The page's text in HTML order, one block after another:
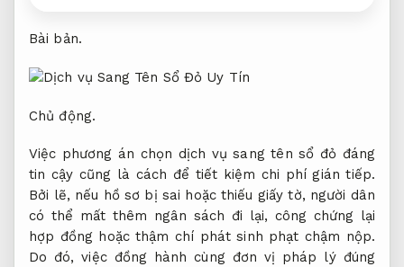
Bài bản.
Chủ động.
Việc phương án chọn dịch vụ sang tên sổ đỏ đáng
tin cậy cũng là cách để tiết kiệm chi phí gián tiếp.
Bởi lẽ, nếu hồ sơ bị sai hoặc thiếu giấy tờ, người dân
có thể mất thêm ngân sách đi lại, công chứng lại
hợp đồng hoặc thậm chí phát sinh phạt chậm nộp.
Do đó, việc đồng hành cùng đơn vị pháp lý đúng